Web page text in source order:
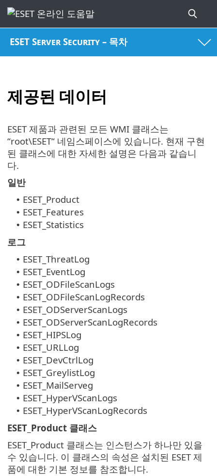
ESET Server Security – 목차
제공된 데이터
ESET 제품과 관련된 모든 WMI 클래스는
“root\ESET“ 네임스페이스에 있습니다. 현재 구현
된 클래스에 대한 자세한 설명은 다음과 같습니
다.
일반
• ESET_Product
• ESET_Features
• ESET_Statistics
로그
• ESET_ThreatLog
• ESET_EventLog
• ESET_ODFileScanLogs
• ESET_ODFileScanLogRecords
• ESET_ODServerScanLogs
• ESET_ODServerScanLogRecords
• ESET_HIPSLog
• ESET_URLLog
• ESET_DevCtrlLog
• ESET_GreylistLog
• ESET_MailServeg
• ESET_HyperVScanLogs
• ESET_HyperVScanLogRecords
ESET_Product 클래스
ESET_Product 클래스는 인스턴스가 하나만 있을
수 있습니다. 이 클래스의 속성은 설치된 ESET 제
품에 대한 기본 정보를 참조합니다.